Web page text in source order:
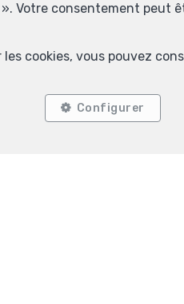
Votre consentement peut
cookies, vous pouvez
Configurer